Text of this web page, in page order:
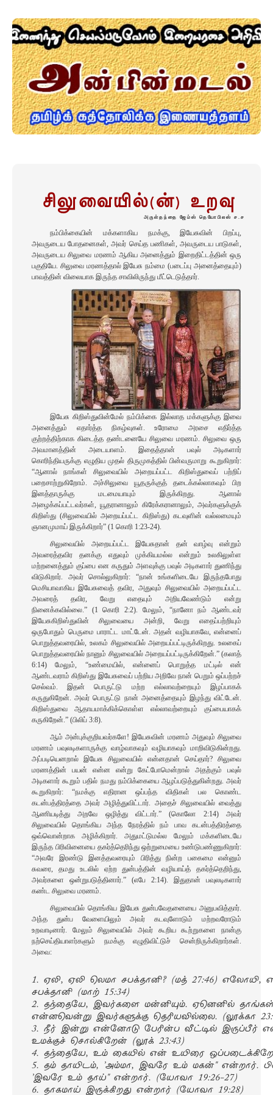
சிலுவையில்(ன்) உறவு
அருள்தந்தை ஜேம்ஸ் தெயோபிலஸ் ச.ச​
நம்பிக்கையின் மக்களாகிய நமக்கு, இயேசுவின் பிறப்பு,
அவருடைய போதனைகள், அவர் செய்த பணிகள், அவருடைய பாடுகள்,
அவருடைய சிலுவை மரணம் ஆகிய அனைத்தும் இறைதிட்டத்தின் ஒரு
பகுதியே. சிலுவை மரணத்தால் இயேசு நம்மை (படைப்பு அனைத்தையும்)
பாவத்தின் விலையாக இருந்த சாவிலிருந்து மீட்டெடுத்தார்.
இயேசு கிறிஸ்துவின்மேல் நம்பிக்கை இல்லாத மக்களுக்கு இவை
அனைத்தும் எதார்த்த நிகழ்வுகள். உரோமை அரசை எதிர்த்த
குற்றத்திற்காக கிடைத்த தண்டனையே சிலுவை மரணம். சிலுவை ஒரு
அவமானத்தின் அடையாளம். இதைத்தான் பவுல் அடிகளார்
கொரிந்தியருக்கு எழுதிய முதல் திருமுகத்தில் பின்வருமாறு கூறுகிறார்:
“ஆனால் நாங்கள் சிலுவையில் அறையப்பட்ட கிறிஸ்துவைப் பற்றிப்
பறைசாற்றுகிறோம். அச்சிலுவை யூதருக்குத் தடைக்கல்லாகவும் பிற
இனத்தாருக்கு மடமையாயும் இருக்கிறது. ஆனால்
அழைக்கப்பட்டவர்கள், யூதரானாலும் கிரேக்கரானாலும், அவர்களுக்குக்
கிறிஸ்து (சிலுவையில் அறையப்பட்ட கிறிஸ்து) கடவுளின் வல்லமையும்
ஞானமுமாய் இருக்கிறார்” (1 கொரி 1:23-24).
சிலுவையில் அறையப்பட்ட இயேசுதான் தன் வாழ்வு என்றும்
அவரைத்தவிர தனக்கு எதுவும் முக்கியமல்ல என்றும் உலகிலுள்ள
மற்றனைத்தும் குப்பை என கருதும் அளவுக்கு பவுல் அடிகளார் துணிந்து
விடுகிறார். அவர் சொல்லுகிறார்: “நான் உங்களிடையே இருந்தபோது
மெசியாவாகிய இயேசுவைத் தவிர, அதுவும் சிலுவையில் அறையப்பட்ட
அவரைத் தவிர, வேறு எதையும் அறியவேண்டும் என்று
நினைக்கவில்லை.” (1 கொரி 2:2). மேலும், “நானோ நம் ஆண்டவர்
இயேசுகிறிஸ்துவின் சிலுவையை அன்றி, வேறு எதைப்பற்றியும்
ஒருபோதும் பெருமை பாராட்ட மாட்டேன். அதன் வழியாகவே, என்னைப்
பொறுத்தவரையில், உலகம் சிலுவையில் அறையப்பட்டிருக்கிறது. உலகைப்
பொறுத்தவரையில் நானும் சிலுவையில் அறையப்பட்டிருக்கிறேன்.” (கலாத்
6:14) மேலும், “உண்மையில், என்னைப் பொறுத்த மட்டில் என்
ஆண்டவராம் கிறிஸ்து இயேசுவைப் பற்றிய அறிவே நான் பெறும் ஒப்பற்றச்
செல்வம். இதன் பொருட்டு மற்ற எல்லாவற்றையும் இழப்பாகக்
கருதுகிறேன். அவர் பொருட்டு நான் அனைத்தையும் இழந்து விட்டேன்.
கிறிஸ்துவை ஆதாயமாக்கிக்கொள்ள எல்லாவற்றையும் குப்பையாகக்
கருகிறேன்.” (பிலிப் 3:8).
ஆம் அன்புக்குறியவர்களே! இயேசுவின் மரணம் அதுவும் சிலுவை
மரணம் பவுலடிகளாருக்கு வாழ்வாகவும் வழியாகவும் மாறிவிடுகின்றது.
அப்படியெனறால் இயேசு சிலுவையில் என்னதான் செய்தார்? சிலுவை
மரணத்தின் பயன் என்ன என்று கேட்போமென்றால் அதற்கும் பவுல்
அடிகளார் கூறும் பதில் நமது நம்பிக்கையை ஆழப்படுத்துகின்றது. அவர்
கூறுகிறார்: “நமக்கு எதிரான ஒப்பந்த விதிகள் பல கொண்ட
கடன்பத்திரத்தை அவர் அழித்துவிட்டார். அதைச் சிலுவையில் வைத்து
ஆணியடித்து அறவே ஒழித்து விட்டார்.” (கொலோ 2:14) அவர்
சிலுவையில் தொங்கிய அந்த நேரத்தில் நம் பாவ கடன்பத்திரத்தை
ஒவ்வொன்றாக அழிக்கிறார். அதுமட்டுமல்ல மேலும் மக்களிடையே
இருந்த பிரிவினையை தகர்த்தெரிந்து ஒற்றுமையை உண்டுபண்ணுகிறார்:
“அவரே இரண்டு இனத்தவரையும் பிரித்து நின்ற பகைமை என்னும்
சுவரை, தமது உடலில் ஏற்ற துன்பத்தின் வழியாய்த் தகர்த்தெறிந்து,
அவர்களை ஒன்றுபடுத்தினார்.” (எபே 2:14). இதுதான் பவுலடிகளார்
கண்ட சிலுவை மரணம்.
சிலுவையில் தொங்கிய இயேசு துன்பவேதனையை அனுபவித்தார்.
அந்த துன்ப வேளையிலும் அவர் கடவுளோடும் மற்றவரோடும்
உறவாடினார். மேலும் சிலுவையில் அவர் கூறிய கூற்றுகளை நான்கு
நற்செய்தியாளர்களும் நமக்கு எழுதிவிட்டுச் சென்றிருக்கிறார்கள்.
அவை:
1. ஏலி, ஏலி லெமா சபக்தானி? (மத் 27:46)
சபக்தானி (மாற் 15:34)
2. தந்தையே, இவர்களை மன்னியும். ஏனெனில்
என்னவென்று இவர்களுக்கு தெரியவில்லை. (லூக்கா
3. நீர் இன்று என்னோடு பேரின்ப வீட்டில் இருப்பீர்
உமக்குச் சொல்கிறேன் (லூக் 23:43)
4. தந்தையே, உம் கையில் என் உயிரை
5. தம் தாயிடம், 'அம்மா, இவரே உம் மகன்" என்றார்.
'இவரே உம் தாய்" என்றார். (யோவா 19:26-27)
6. தாகமாய் இருக்கிறது என்றார் (யோவா 19:28)